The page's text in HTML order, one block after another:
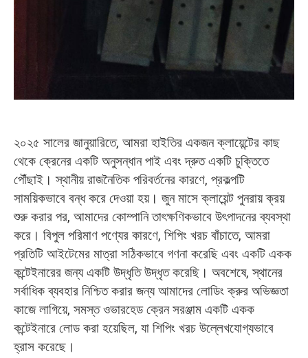
২০২৫ সালের জানুয়ারিতে, আমরা হাইতির একজন ক্লায়েন্টের কাছ
থেকে ক্রেনের একটি অনুসন্ধান পাই এবং দ্রুত একটি চুক্তিতে
পৌঁছাই। স্থানীয় রাজনৈতিক পরিবর্তনের কারণে, প্রকল্পটি
সাময়িকভাবে বন্ধ করে দেওয়া হয়। জুন মাসে ক্লায়েন্ট পুনরায় ক্রয়
শুরু করার পর, আমাদের কোম্পানি তাৎক্ষণিকভাবে উৎপাদনের ব্যবস্থা
করে। বিপুল পরিমাণ পণ্যের কারণে, শিপিং খরচ বাঁচাতে, আমরা
প্রতিটি আইটেমের মাত্রা সঠিকভাবে গণনা করেছি এবং একটি একক
কন্টেইনারের জন্য একটি উদ্ধৃতি উদ্ধৃত করেছি। অবশেষে, স্থানের
সর্বাধিক ব্যবহার নিশ্চিত করার জন্য আমাদের লোডিং ক্রুর অভিজ্ঞতা
কাজে লাগিয়ে, সমস্ত ওভারহেড ক্রেন সরঞ্জাম একটি একক
কন্টেইনারে লোড করা হয়েছিল, যা শিপিং খরচ উল্লেখযোগ্যভাবে
হ্রাস করেছে।